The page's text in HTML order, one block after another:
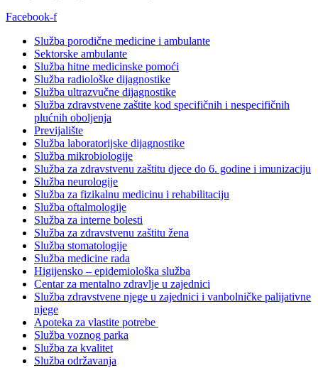
Facebook-f
Služba porodične medicine i ambulante
Sektorske ambulante
Služba hitne medicinske pomoći
Služba radiološke dijagnostike
Služba ultrazvučne dijagnostike
Služba zdravstvene zaštite kod specifičnih i nespecifičnih
plućnih oboljenja
Previjalište
Služba laboratorijske dijagnostike
Služba mikrobiologije
Služba za zdravstvenu zaštitu djece do 6. godine i imunizaciju
Služba neurologije
Služba za fizikalnu medicinu i rehabilitaciju
Služba oftalmologije
Služba za interne bolesti
Služba za zdravstvenu zaštitu žena
Služba stomatologije
Služba medicine rada
Higijensko – epidemiološka služba
Centar za mentalno zdravlje u zajednici
Služba zdravstvene njege u zajednici i vanbolničke palijativne
njege
Apoteka za vlastite potrebe
Služba voznog parka
Služba za kvalitet
Služba održavanja